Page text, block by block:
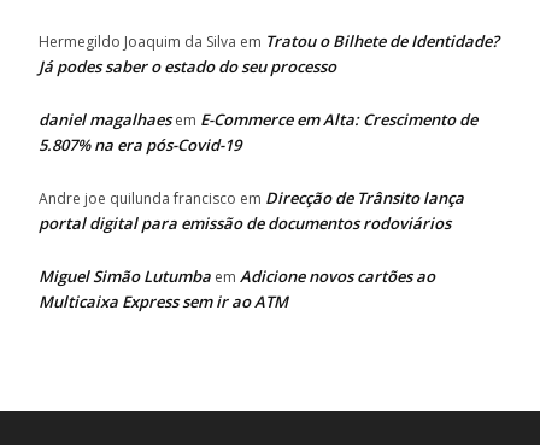
Hermegildo Joaquim da Silva em Tratou o Bilhete de Identidade?
Já podes saber o estado do seu processo
daniel magalhaesem E-Commerce em Alta: Crescimento de
5.807% na era pós-Covid-19
Andre joe quilunda francisco em Direcção de Trânsito lança
portal digital para emissão de documentos rodoviários
Miguel Simão Lutumba em Adicione novos cartões ao
Multicaixa Express sem ir ao ATM